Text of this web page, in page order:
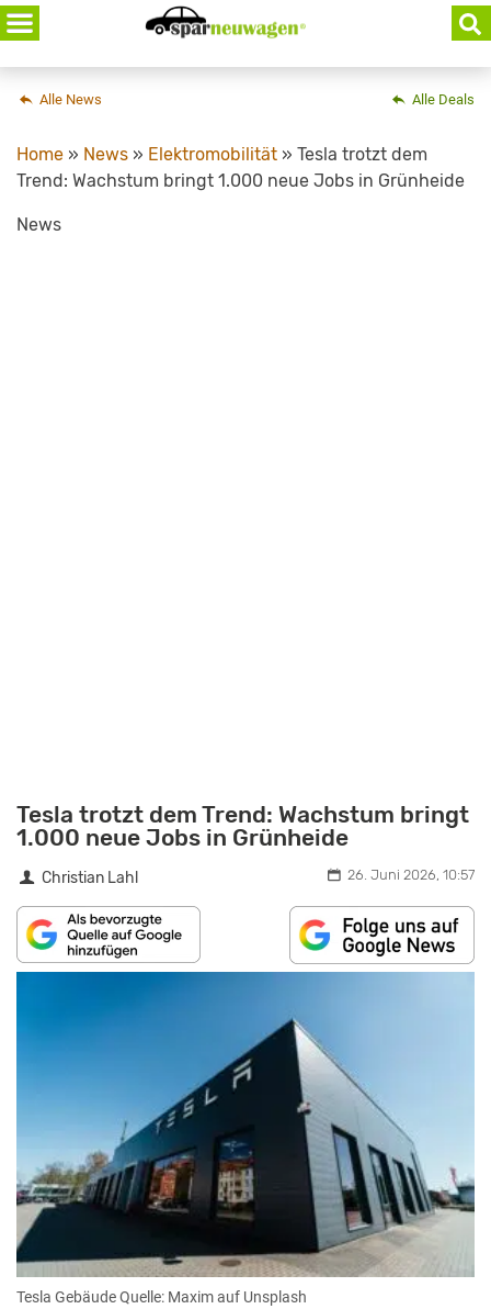
Skip
to
content
Alle Deals
Alle News
Home » News » Elektromobilität » Tesla trotzt dem
Trend: Wachstum bringt 1.000 neue Jobs in Grünheide
News
Tesla trotzt dem Trend: Wachstum bringt
1.000 neue Jobs in Grünheide
Christian Lahl 26. Juni 2026, 10:57
Tesla Gebäude Quelle: Maxim auf Unsplash